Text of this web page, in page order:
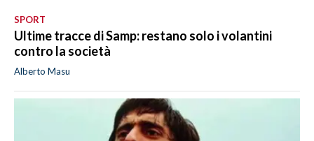
SPORT
Ultime tracce di Samp: restano solo i volantini
contro la società
Alberto Masu